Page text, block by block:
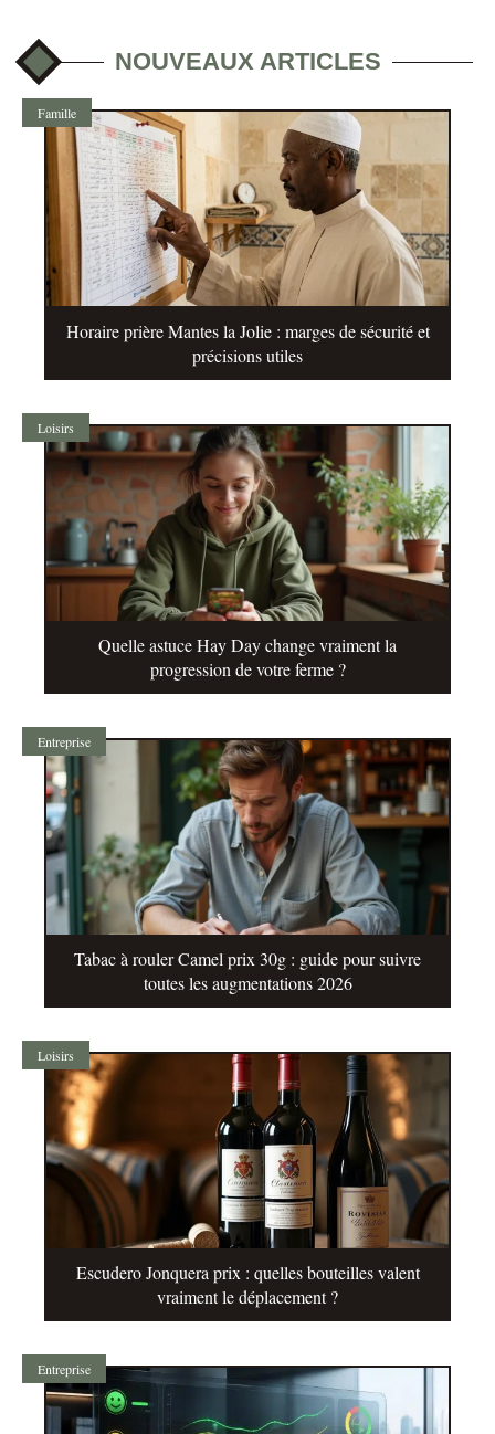
NOUVEAUX ARTICLES
Famille
Horaire prière Mantes la Jolie : marges de sécurité et
précisions utiles
Loisirs
Quelle astuce Hay Day change vraiment la
progression de votre ferme ?
Entreprise
Tabac à rouler Camel prix 30g : guide pour suivre
toutes les augmentations 2026
Loisirs
Escudero Jonquera prix : quelles bouteilles valent
vraiment le déplacement ?
Entreprise